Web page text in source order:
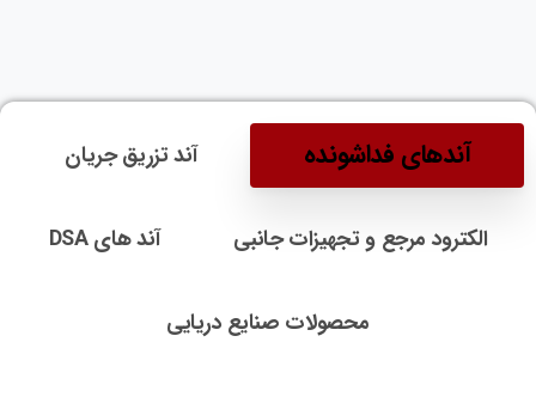
آندهای فداشونده آند تزریق جریان
الکترود مرجع و تجهیزات جانبی آند های DSA
محصولات صنایع دریایی